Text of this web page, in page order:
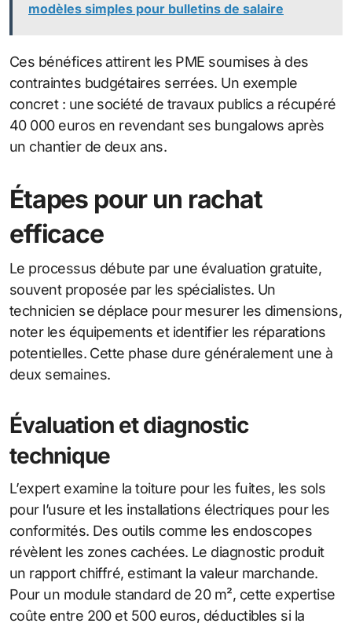
modèles simples pour bulletins de salaire
Ces bénéfices attirent les PME soumises à des
contraintes budgétaires serrées. Un exemple
concret : une société de travaux publics a récupéré
40 000 euros en revendant ses bungalows après
un chantier de deux ans.
Étapes pour un rachat
efficace
Le processus débute par une évaluation gratuite,
souvent proposée par les spécialistes. Un
technicien se déplace pour mesurer les dimensions,
noter les équipements et identifier les réparations
potentielles. Cette phase dure généralement une à
deux semaines.
Évaluation et diagnostic
technique
L’expert examine la toiture pour les fuites, les sols
pour l’usure et les installations électriques pour les
conformités. Des outils comme les endoscopes
révèlent les zones cachées. Le diagnostic produit
un rapport chiffré, estimant la valeur marchande.
Pour un module standard de 20 m², cette expertise
coûte entre 200 et 500 euros, déductibles si la